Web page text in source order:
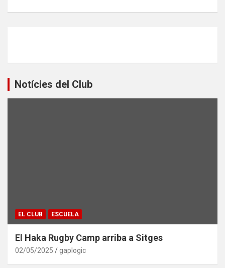
Notícies del Club
EL CLUB ESCUELA
El Haka Rugby Camp arriba a Sitges
02/05/2025 gaplogic